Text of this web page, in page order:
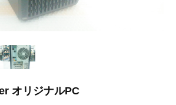
オリジナルPC